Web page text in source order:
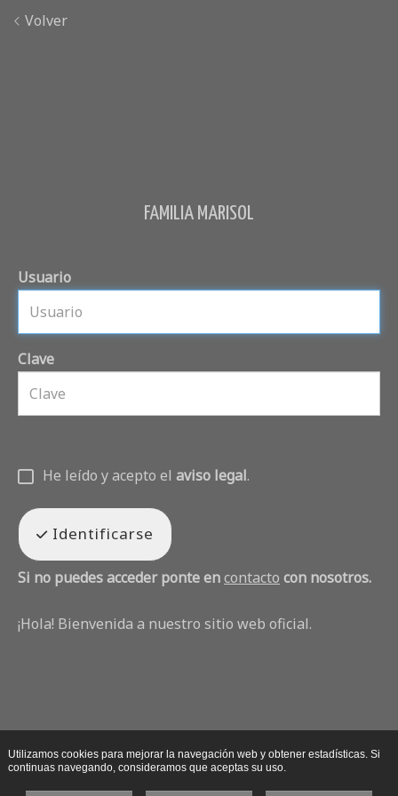
Volver
FAMILIA MARISOL
Usuario
Clave
He leído y acepto el aviso legal.
Identificarse
Si no puedes acceder ponte encontacto con nosotros.
¡Hola! Bienvenida a nuestro sitio web oficial.
Utilizamos cookies para mejorar la navegación web y obtener estadísticas. Si
continuas navegando, consideramos que aceptas su uso.